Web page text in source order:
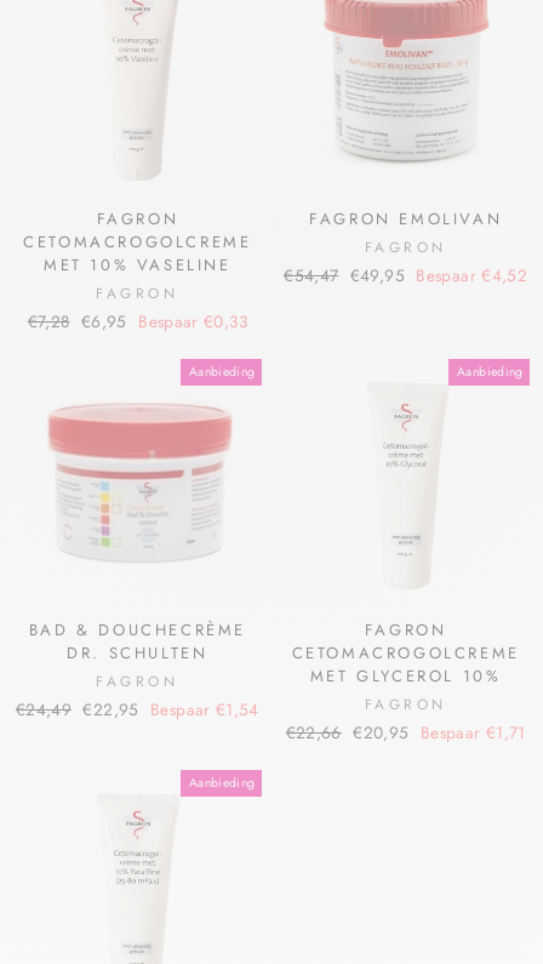
FAGRON
CETOMACROGOLCREME
MET 10% VASELINE
FAGRON
€7,28 €6,95 Bespaar €0,33
FAGRON EMOLIVAN
FAGRON
€54,47 €49,95 Bespaar €4,52
Aanbieding
BAD & DOUCHECRÈME
DR. SCHULTEN
FAGRON
€24,49 €22,95 Bespaar €1,54
Aanbieding
FAGRON
CETOMACROGOLCREME
MET GLYCEROL 10%
FAGRON
€22,66 €20,95 Bespaar €1,71
Aanbieding